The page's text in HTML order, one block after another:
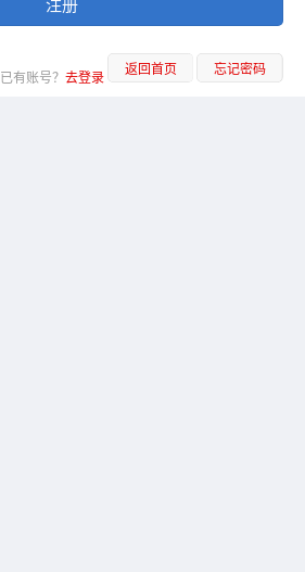
已有账号？ 去登录 返回首页 忘记密码